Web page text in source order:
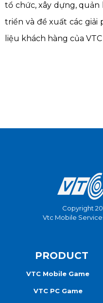
tổ chức, xây dựng, quản
triển và đề xuất các giải
liệu khách hàng của
Copyright
Vtc Mobile
PRODUCT
VTC Mobile Game
VTC PC Game